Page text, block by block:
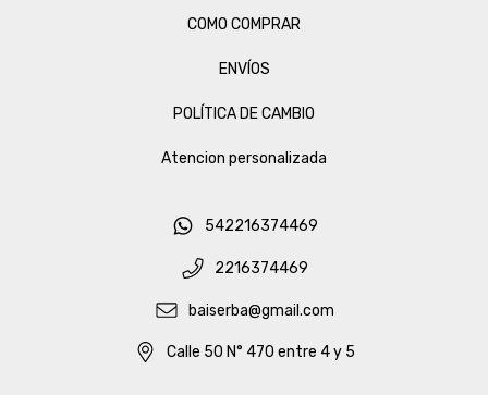
COMO COMPRAR
ENVÍOS
POLÍTICA DE CAMBIO
Atencion personalizada
542216374469
2216374469
baiserba@gmail.com
Calle 50 N° 470 entre 4 y 5